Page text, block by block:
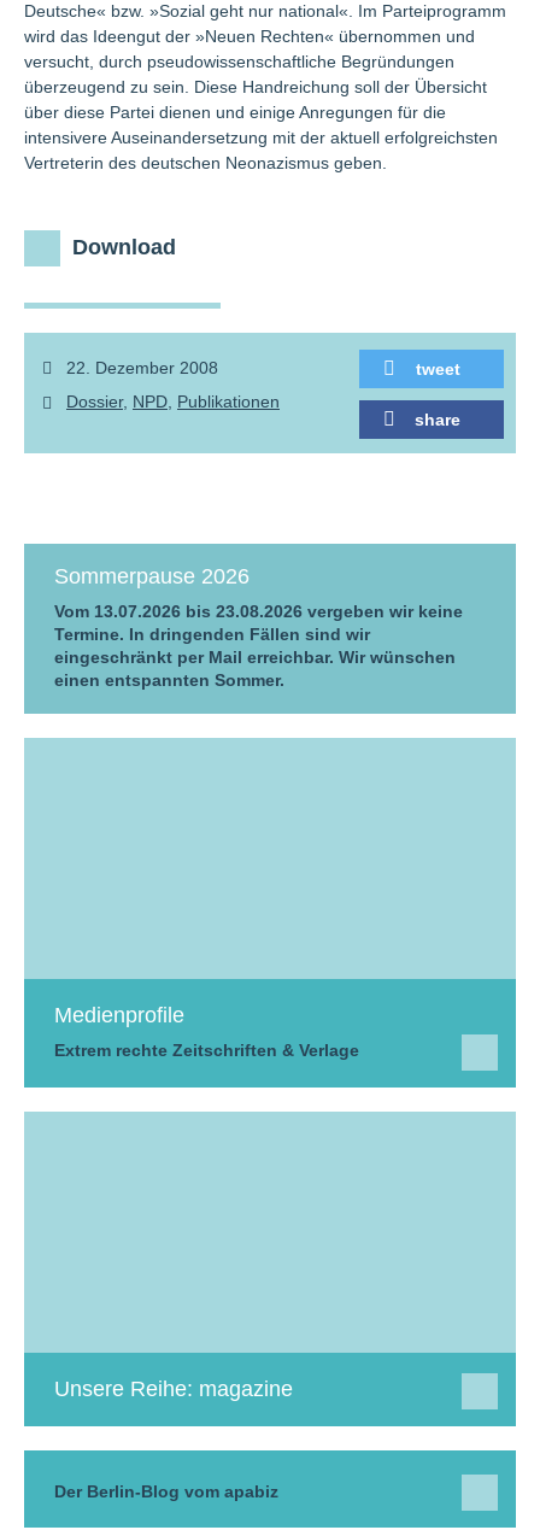
Deutsche« bzw. »Sozial geht nur national«. Im Parteiprogramm
wird das Ideengut der »Neuen Rechten« übernommen und
versucht, durch pseudowissenschaftliche Begründungen
überzeugend zu sein. Diese Handreichung soll der Übersicht
über diese Partei dienen und einige Anregungen für die
intensivere Auseinandersetzung mit der aktuell erfolgreichsten
Vertreterin des deutschen Neonazismus geben.
Download
tweet
share
22. Dezember 2008
Dossier NPD Publikationen
Sommerpause 2026
Vom 13.07.2026 bis 23.08.2026 vergeben wir keine
Termine. In dringenden Fällen sind wir
eingeschränkt per Mail erreichbar. Wir wünschen
einen entspannten Sommer.
Medienprofile
Extrem rechte Zeitschriften & Verlage
Unsere Reihe: magazine
Der Berlin-Blog vom apabiz